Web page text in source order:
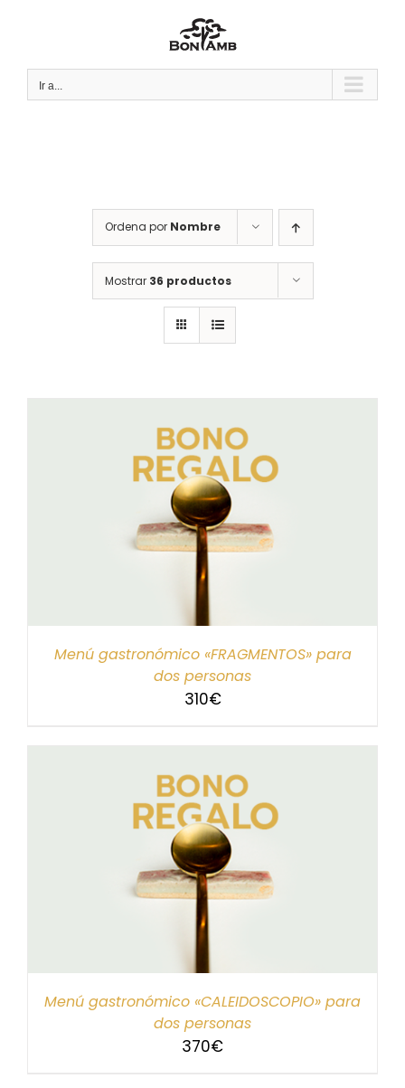
Ir a...
Ordena por Nombre
Mostrar 36 productos
Menú gastronómico «FRAGMENTOS» para
dos personas
310€
Menú gastronómico «CALEIDOSCOPIO» para
dos personas
370€